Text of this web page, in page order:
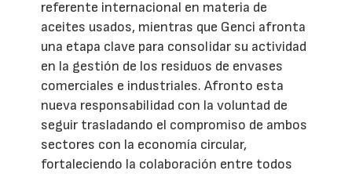
referente internacional en materia de
aceites usados, mientras que Genci afronta
una etapa clave para consolidar su actividad
en la gestión de los residuos de envases
comerciales e industriales. Afronto esta
nueva responsabilidad con la voluntad de
seguir trasladando el compromiso de ambos
sectores con la economía circular,
fortaleciendo la colaboración entre todos